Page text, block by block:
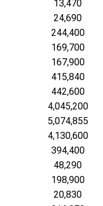
13,470
24,690
244,400
169,700
167,900
415,840
442,600
4,045,200
5,074,855
4,130,600
394,400
48,290
198,900
20,830